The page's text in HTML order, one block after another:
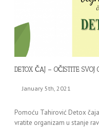
DETOX ČAJ – OČISTITE
January 5th, 2021
Pomoću Tahirović Detox
vratite organizam u stanje